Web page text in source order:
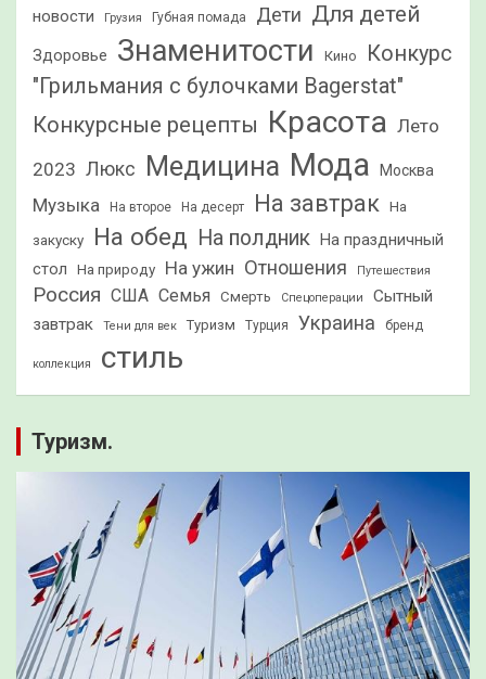
новости
Грузия Губная помада Дети Для детей
Здоровье Знаменитости Кино
Конкурс
"Грильмания с булочками Bagerstat"
Конкурсные рецепты Красота Лето
2023 Люкс Медицина Мода Москва
Музыка На второе На десерт На завтрак На
закуску На обед На полдник
На праздничный
стол
На природу На ужин Отношения Путешествия
Россия США Семья Смерть Спецоперации
Сытный
завтрак
Тени для век Туризм Турция Украина бренд
коллекция стиль
Туризм.